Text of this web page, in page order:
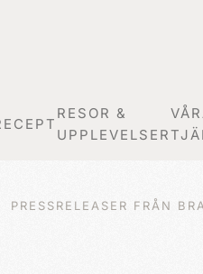
RESOR &
UPPLEVELSER
PRESSRELEASER FRÅN